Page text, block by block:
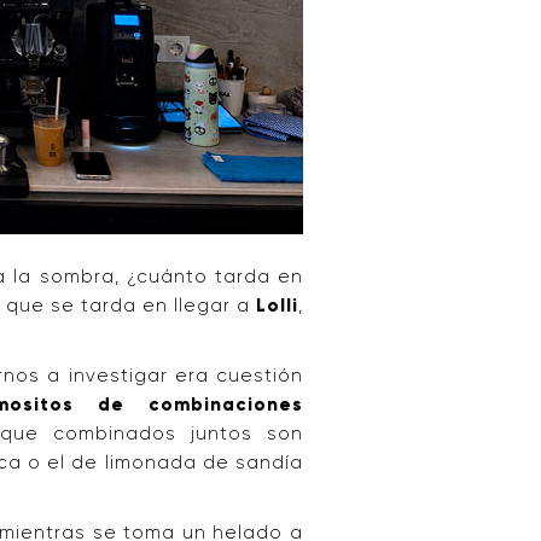
la sombra, ¿cuánto tarda en
se tarda en llegar a Lolli,
a investigar era cuestión
de combinaciones
combinados juntos son
o el de limonada de sandía
se toma un helado a